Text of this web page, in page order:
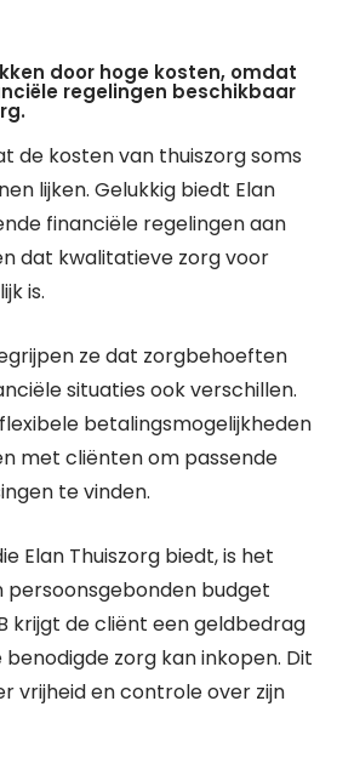
door hoge kosten, omdat
regelingen beschikbaar
de kosten van thuiszorg soms
lijken. Gelukkig biedt Elan
financiële regelingen aan
dat kwalitatieve zorg voor
is.
ze dat zorgbehoeften
situaties ook verschillen.
betalingsmogelijkheden
met cliënten om passende
te vinden.
Elan Thuiszorg biedt, is het
persoonsgebonden budget
krijgt de cliënt een geldbedrag
zorg kan inkopen. Dit
vrijheid en controle over zijn